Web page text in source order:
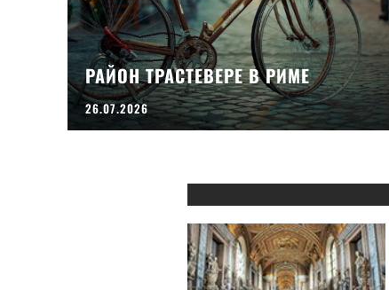
РАЙОН ТРАСТЕВЕРЕ В РИМЕ
26.07.2026